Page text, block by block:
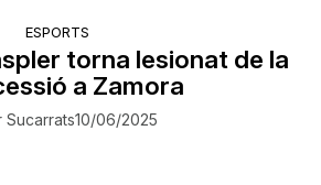
ESPORTS
torna lesionat de la
a Zamora
Sucarrats10/06/2025